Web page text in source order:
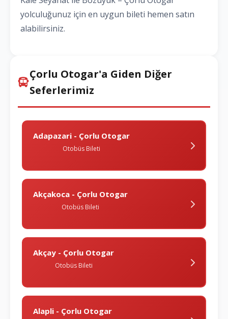
yolculuğunuz için en uygun bileti hemen satın
alabilirsiniz.
Çorlu Otogar'a Giden Diğer
Seferlerimiz
Adapazari - Çorlu Otogar
Otobüs Bileti
Akçakoca - Çorlu Otogar
Otobüs Bileti
Akçay - Çorlu Otogar
Otobüs Bileti
Alapli - Çorlu Otogar